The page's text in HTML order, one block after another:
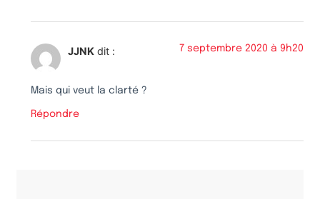
JJNK dit : 7 septembre 2020 à 9h20
Mais qui veut la clarté ?
Répondre